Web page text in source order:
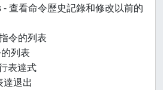
- 查看命令歷史記錄和修改以前的
令的列表
列表
表達式
達退出